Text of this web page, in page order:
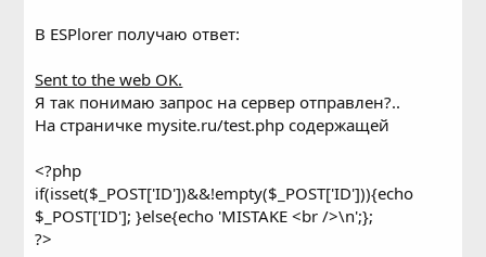
В ESPlorer получаю ответ:
Sent to the web OK.
Я так понимаю запрос на сервер отправлен?..
На страничке mysite.ru/test.php содержащей
<?php
if(isset($_POST['ID'])&&!empty($_POST['ID'])){echo
$_POST['ID']; }else{echo 'MISTAKE <br />\n';};
?>